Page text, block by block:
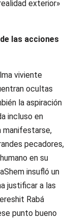
exterior»
las acciones
viviente
ocultas
la aspiración
incluso en
manifestarse,
pecadores,
en su
insufló un
justificar a las
Rabá
punto bueno